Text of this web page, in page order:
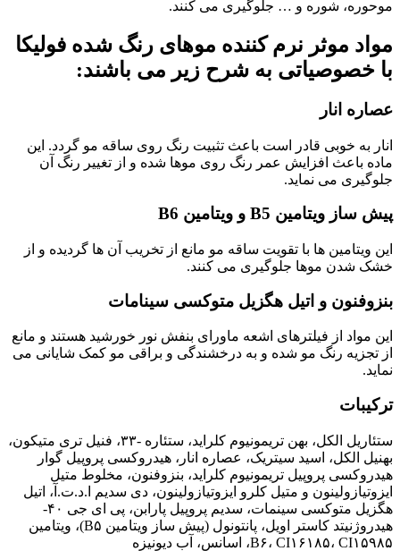
موحوره، شوره و … جلوگیری می کنند.
مواد موثر نرم کننده موهای رنگ شده فولیکا
با خصوصیاتی به شرح زیر می باشند:
عصاره انار
انار به خوبی قادر است باعث تثبیت رنگ روی ساقه مو گردد. این
ماده باعث افزایش عمر رنگ روی موها شده و از تغییر رنگ آن
جلوگیری می نماید.
پیش ساز ویتامین B5 و ویتامین B6
این ویتامین ها با تقویت ساقه مو مانع از تخریب آن ها گردیده و از
خشک شدن موها جلوگیری می کنند.
بنزوفنون و اتیل هگزیل متوکسی سینامات
این مواد از فیلترهای اشعه ماورای بنفش نور خورشید هستند و مانع
از تجزیه رنگ مو شده و به درخشندگی و براقی مو کمک شایانی می
نماید.
ترکیبات
ستئاریل الکل، بهن تریمونیوم کلراید، ستئاره -۳۳، فنیل تری متیکون،
بهنیل الکل، اسید سیتریک، عصاره انار، هیدروکسی پروپیل گوار
هیدروکسی پروپیل تریمونیوم کلراید، بنزوفنون، مخلوط متیل
ایزوتیازولینون و متیل کلرو ایزوتیازولینون، دی سدیم ا.د.ت.آ، اتیل
هگزیل متوکسی سینمات، سدیم پروپیل پارابن، پی ای جی ۴۰-
هیدروژنیتد کاستر اویل، پانتونول (پیش ساز ویتامین B۵)، ویتامین
B۶، CI۱۶۱۸۵، CI۱۵۹۸۵، اسانس، آب دیونیزه